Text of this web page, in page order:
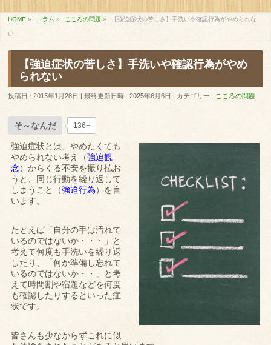
HOME » コラム » こころの問題 » 【強迫症状の苦しさ】手洗いや確認行為がやめられな
い
【強迫症状の苦しさ】手洗いや確認行為がやめ
られない
投稿日 : 2015年1月28日 最終更新日時 : 2025年6月6日 カテゴリー : こころの問題
そ～なんだ 136+
強迫症状とは、やめたくても
やめられない考え（強迫観
念）からくる不安を振り払お
うと、同じ行動を繰り返して
しまうこと（強迫行為）を言
います。
たとえば「自分の手は汚れて
いるのではないか・・・」と
考えて何度も手洗いを繰り返
したり、「何か準備し忘れて
いるのではないか・・」と考
えて時間割や宿題などを何度
も確認したりするといった症
状です。
皆さんも少なからずこれに似